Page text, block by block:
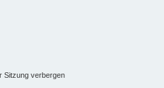
Sitzung verbergen